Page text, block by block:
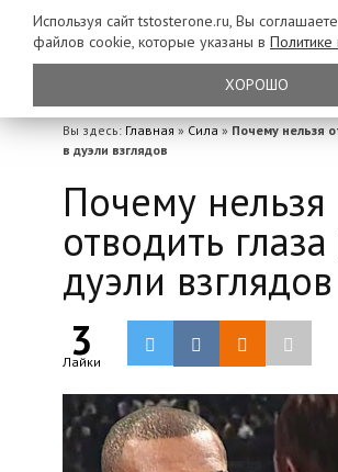
Вы здесь: Главная » Сила » Почему нельзя
в дуэли взглядов
Почему нельзя
отводить глаза
дуэли взглядов
3
Лайки
Используя сайт tstosterone.ru, Вы
файлов cookie, которые указаны в Политике
ХОРОШО